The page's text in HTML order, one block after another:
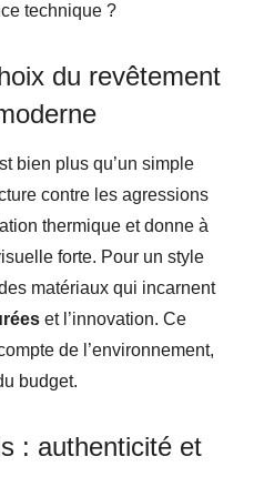
technique ?
du revêtement
bien plus qu’un simple
contre les agressions
thermique et donne à
forte. Pour un style
matériaux qui incarnent
et l’innovation. Ce
de l’environnement,
budget.
: authenticité et